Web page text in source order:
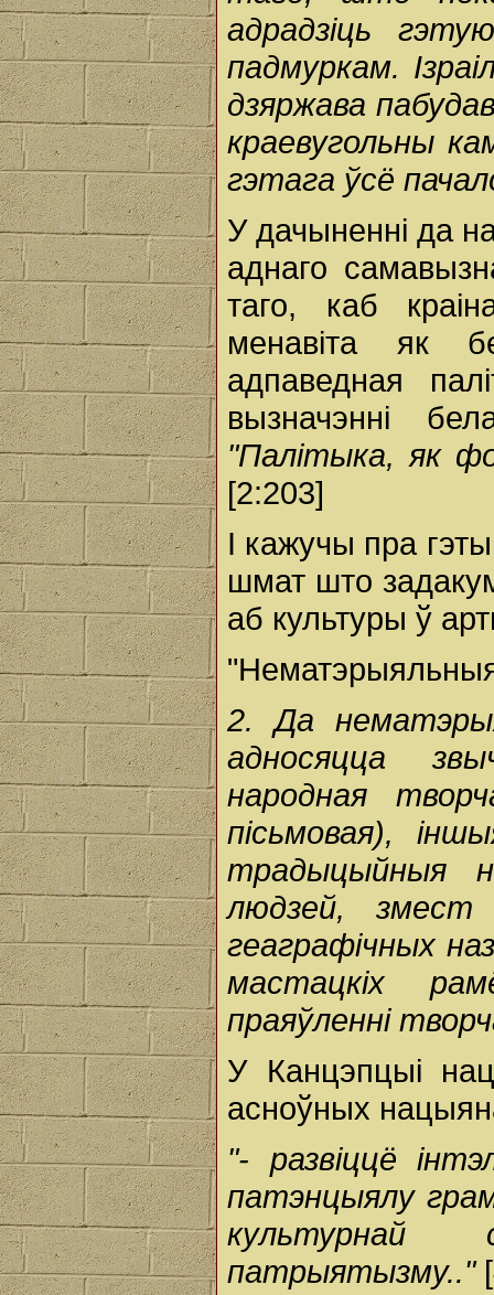
адрадзіць
падмуркам.
дзяржава
краевугольны
гэтага ўсё
У дачыненні да
аднаго
таго, каб
менавіта як
адпаведная
вызначэнні
"Палітыка, як
[2:203]
І кажучы пра
шмат што
аб культуры ў
2. Да
адносяцца
народная
пісьмовая),
традыцыйныя
людзей, змест
геаграфічных
мастацкіх
праяўленні
У Канцэпцыі
асноўных
"- развіццё
патэнцыялу
культурнай
патрыятызму.."